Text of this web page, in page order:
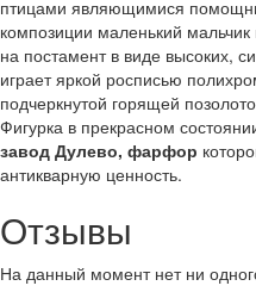
птицами являющимися
композиции маленький
на постамент в виде высоких,
играет яркой росписью
подчеркнутой горящей
Фигурка в прекрасном
завод Дулево, фарфор
антикварную ценность.
Отзывы
На данный момент нет ни